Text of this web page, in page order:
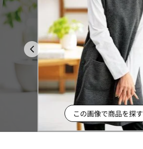
この画像で商品を探す